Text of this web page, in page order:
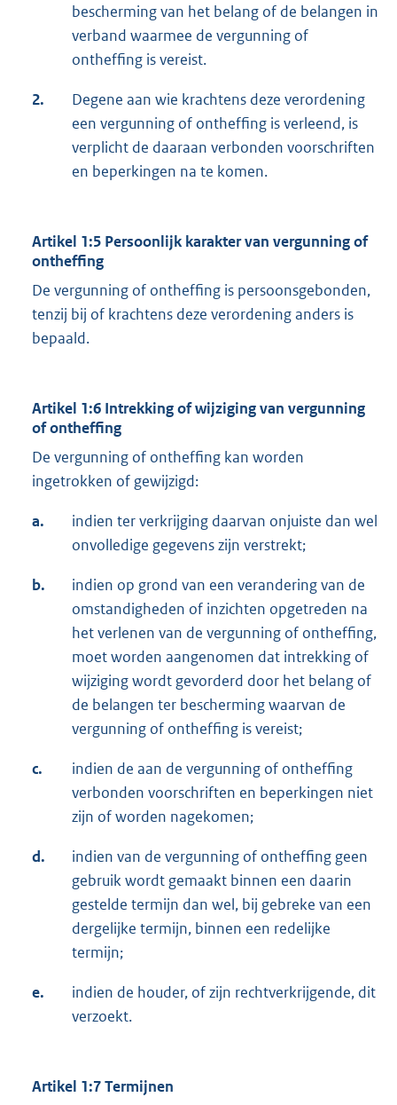
bescherming van het belang of de belangen in
verband waarmee de vergunning of
ontheffing is vereist.
2.
Degene aan wie krachtens deze verordening
een vergunning of ontheffing is verleend, is
verplicht de daaraan verbonden voorschriften
en beperkingen na te komen.
Artikel 1:5 Persoonlijk karakter van vergunning of
ontheffing
De vergunning of ontheffing is persoonsgebonden,
tenzij bij of krachtens deze verordening anders is
bepaald.
Artikel 1:6 Intrekking of wijziging van vergunning
of ontheffing
De vergunning of ontheffing kan worden
ingetrokken of gewijzigd:
a.
indien ter verkrijging daarvan onjuiste dan wel
onvolledige gegevens zijn verstrekt;
b.
indien op grond van een verandering van de
omstandigheden of inzichten opgetreden na
het verlenen van de vergunning of ontheffing,
moet worden aangenomen dat intrekking of
wijziging wordt gevorderd door het belang of
de belangen ter bescherming waarvan de
vergunning of ontheffing is vereist;
c.
indien de aan de vergunning of ontheffing
verbonden voorschriften en beperkingen niet
zijn of worden nagekomen;
d.
indien van de vergunning of ontheffing geen
gebruik wordt gemaakt binnen een daarin
gestelde termijn dan wel, bij gebreke van een
dergelijke termijn, binnen een redelijke
termijn;
e.
indien de houder, of zijn rechtverkrijgende, dit
verzoekt.
Artikel 1:7 Termijnen